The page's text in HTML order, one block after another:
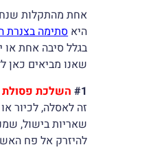
אחת מהתקלות
היאסתימה בצנרת
בגלל סיבה אחת או
שאנו מביאים כאן
#1 השלכת פסולת
זה לאסלה, לכיור
שאריות בישול,
להיזרק אל פח